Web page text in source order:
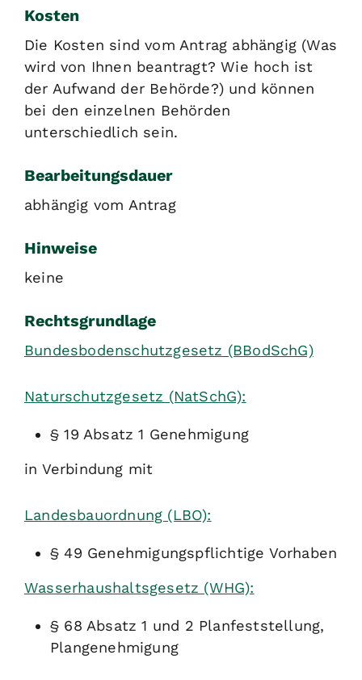
Kosten
Die Kosten sind vom Antrag abhängig (Was
wird von Ihnen beantragt? Wie hoch ist
der Aufwand der Behörde?) und können
bei den einzelnen Behörden
unterschiedlich sein.
Bearbeitungsdauer
abhängig vom Antrag
Hinweise
keine
Rechtsgrundlage
Bundesbodenschutzgesetz (BBodSchG)
Naturschutzgesetz (NatSchG):
§ 19 Absatz 1 Genehmigung
in Verbindung mit
Landesbauordnung (LBO):
§ 49 Genehmigungspflichtige Vorhaben
Wasserhaushaltsgesetz (WHG):
§ 68 Absatz 1 und 2 Planfeststellung,
Plangenehmigung